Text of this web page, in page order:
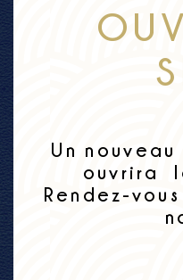
Un
ouvrira
Rendez-